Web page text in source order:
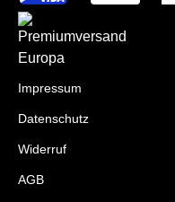
Impressum
Datenschutz
Widerruf
AGB